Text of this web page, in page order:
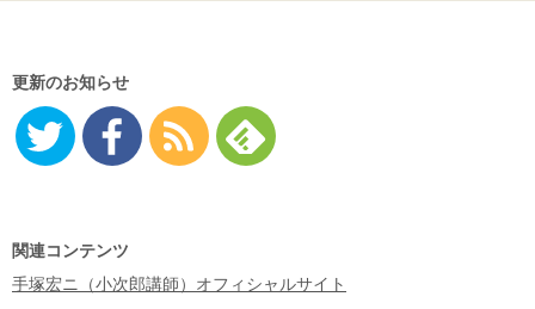
更新のお知らせ
関連コンテンツ
手塚宏ニ（小次郎講師）オフィシャルサイト